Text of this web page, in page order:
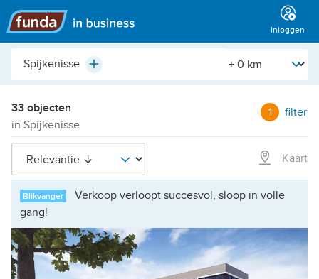
Hoofdmenu
Inloggen
Plaats,
buurt,
etc.
Plus [Straal]
33 objecten
in Spijkenisse
1 filter
Kaart
Blikvanger
Verkoop verloopt succesvol, sloop in volle
gang!